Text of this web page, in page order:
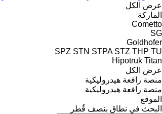
عرض الكل
الماركة
Cometto
SG
Goldhofer
SPZ STN STPA STZ THP TU
Hipotruk Titan
عرض الكل
منصة رافعة هيدروليكية
منصة رافعة هيدروليكية
الموقع
البحث في نطاق بنصف قُطر